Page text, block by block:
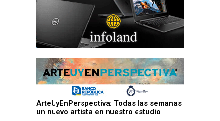
ArteUyEnPerspectiva: Todas las semanas
un nuevo artista en nuestro estudio